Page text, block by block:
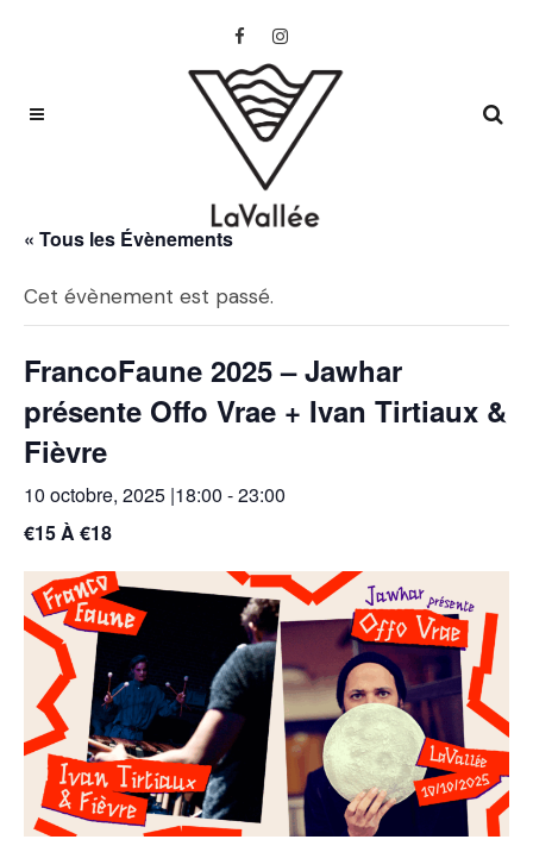
« Tous les Évènements
Cet évènement est passé.
FrancoFaune 2025 – Jawhar
présente Offo Vrae + Ivan Tirtiaux &
Fièvre
10 octobre, 2025 |18:00 -23:00
€15 À €18